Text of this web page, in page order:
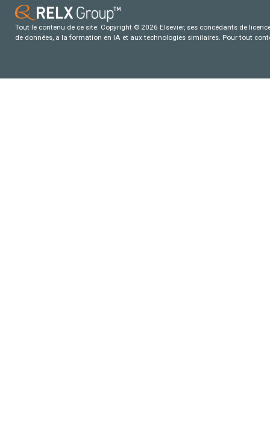
Tout le contenu de ce site: Copyright © 2026 Elsevier, ses concédants de
de données, a la formation en IA et aux technologies similaires. Pour tout